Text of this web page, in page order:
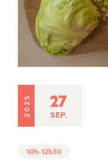
2025 27
SEP.
10h-12h30